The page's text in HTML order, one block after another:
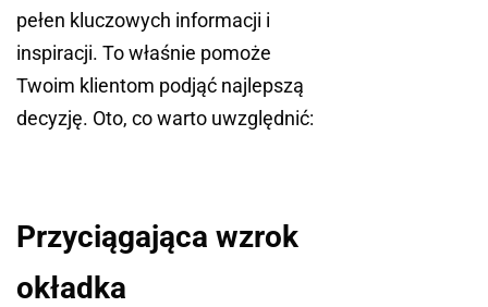
pełen kluczowych informacji i
inspiracji. To właśnie pomoże
Twoim klientom podjąć najlepszą
decyzję. Oto, co warto uwzględnić:
Przyciągająca wzrok
okładka